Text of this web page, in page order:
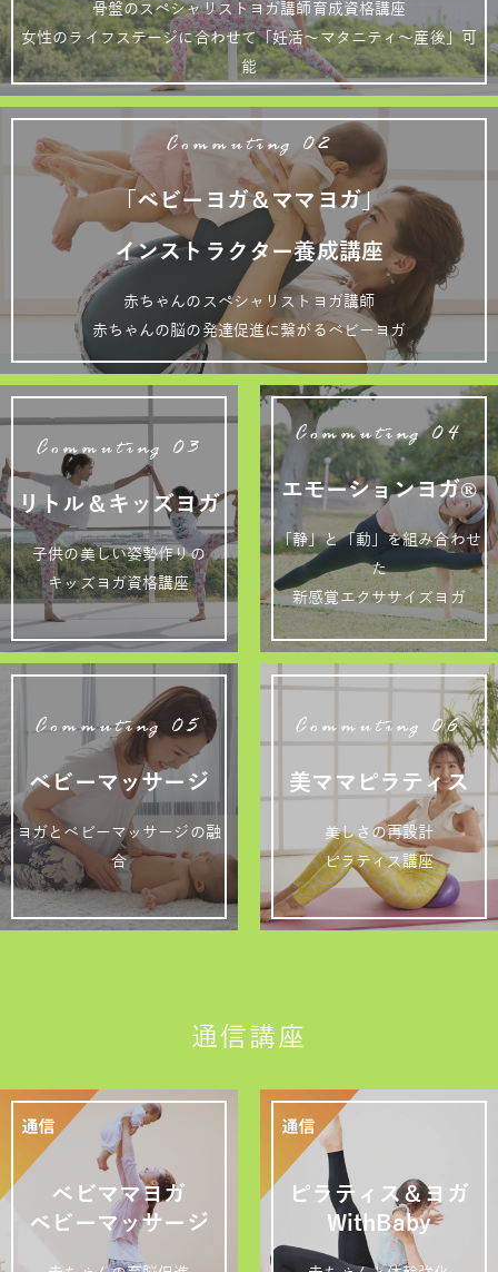
骨盤のスペシャリストヨガ講師育成資格講座
女性のライフステージに合わせて「妊活～マタニティ～産後」可
能
Commuting 02
「ベビーヨガ＆ママヨガ」
インストラクター養成講座
赤ちゃんのスペシャリストヨガ講師
赤ちゃんの脳の発達促進に繋がるベビーヨガ
Commuting 03
リトル＆キッズヨガ
子供の美しい姿勢作りの
キッズヨガ資格講座
Commuting 04
エモーションヨガ®
「静」と「動」を組み合わせ
た
新感覚エクササイズヨガ
Commuting 05
ベビーマッサージ
ヨガとベビーマッサージの融
合
Commuting 06
美ママピラティス
美しさの再設計
ピラティス講座
通信講座
ベビママヨガ
ベビーマッサージ
ピラティス＆ヨガ
WithBaby